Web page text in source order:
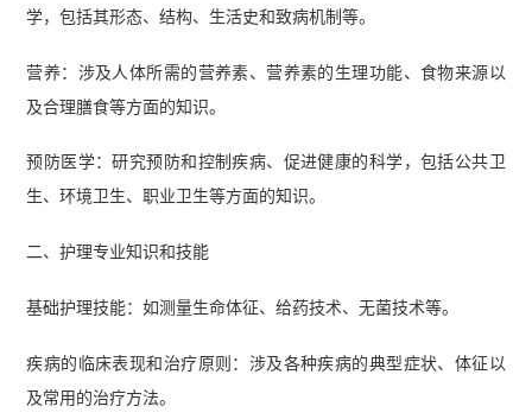
学，包括其形态、结构、生活史和致病机制等。
营养：涉及人体所需的营养素、营养素的生理功能、食物来源以
及合理膳食等方面的知识。
预防医学：研究预防和控制疾病、促进健康的科学，包括公共卫
生、环境卫生、职业卫生等方面的知识。
二、护理专业知识和技能
基础护理技能：如测量生命体征、给药技术、无菌技术等。
疾病的临床表现和治疗原则：涉及各种疾病的典型症状、体征以
及常用的治疗方法。